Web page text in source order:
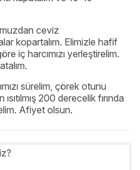
ceviz
kopartalım. Elimizle hafif
iç harcımızı yerleştirelim.
sürelim, çörek otunu
200 derecelik fırında
Afiyet olsun.